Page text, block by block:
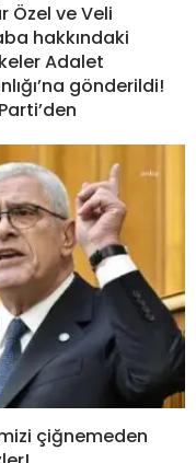
Özel ve Veli
hakkındaki
Adalet
gönderildi!
çiğnemeden